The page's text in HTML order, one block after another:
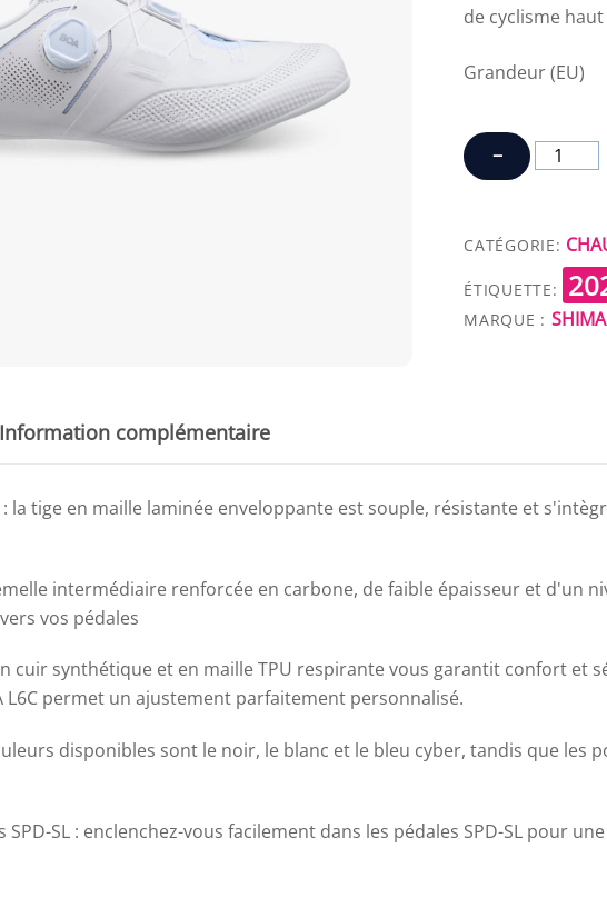
de cyclisme
Grandeur (EU)
−
quantité
de
RC503
CATÉGORIE:
ÉTIQUETTE:
MARQUE :
Information complémentaire
la tige en maille laminée enveloppante est souple, résistante et
intermédiaire renforcée en carbone, de faible épaisseur et d'un
vos pédales
cuir synthétique et en maille TPU respirante vous garantit confort et
permet un ajustement parfaitement personnalisé.
disponibles sont le noir, le blanc et le bleu cyber, tandis que les
SPD-SL : enclenchez-vous facilement dans les pédales SPD-SL pour